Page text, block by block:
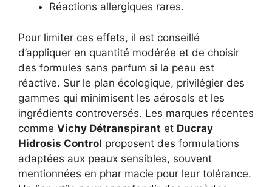
Réactions allergiques rares.
Pour limiter ces effets, il est conseillé
d’appliquer en quantité modérée et de choisir
des formules sans parfum si la peau est
réactive. Sur le plan écologique, privilégier des
gammes qui minimisent les aérosols et les
ingrédients controversés. Les marques récentes
comme Vichy Détranspirant et Ducray
Hidrosis Control proposent des formulations
adaptées aux peaux sensibles, souvent
mentionnées en phar macie pour leur tolérance.